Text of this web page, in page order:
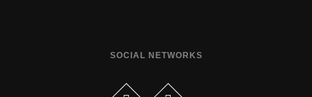
SOCIAL NETWORKS